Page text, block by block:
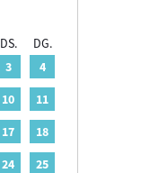
DS.
DG.
3
4
10
11
17
18
24
25